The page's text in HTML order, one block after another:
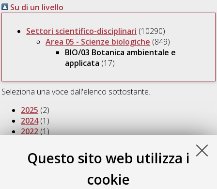
Questo sito web utilizza i
cookie
Su di un livello
Settori scientifico-disciplinari (10290)
Area 05 - Scienze biologiche (849)
BIO/03 Botanica ambientale e
applicata (17)
Seleziona una voce dall'elenco sottostante.
2025 (2)
2024(1)
2022(1)
2019
2018(1)